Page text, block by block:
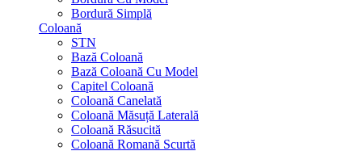
Bordură Simplă
Coloană
STN
Bază Coloană
Bază Coloană Cu Model
Capitel Coloană
Coloană Canelată
Coloană Măsuță Laterală
Coloană Răsucită
Coloană Romană Scurtă